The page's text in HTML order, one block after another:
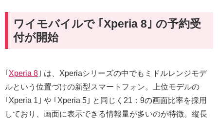
ワイモバイルで ｢Xperia 8｣ の予約受
付が開始
｢ Xperia 8 ｣ は、Xperiaシリーズの中でもミドルレンジモデ
ルという位置づけの新型スマートフォン。上位モデルの
｢Xperia 1｣ や ｢Xperia 5｣ と同じく21：9の画面比率を採用
しており、画面に表示できる情報量が多いのが特徴。縦長